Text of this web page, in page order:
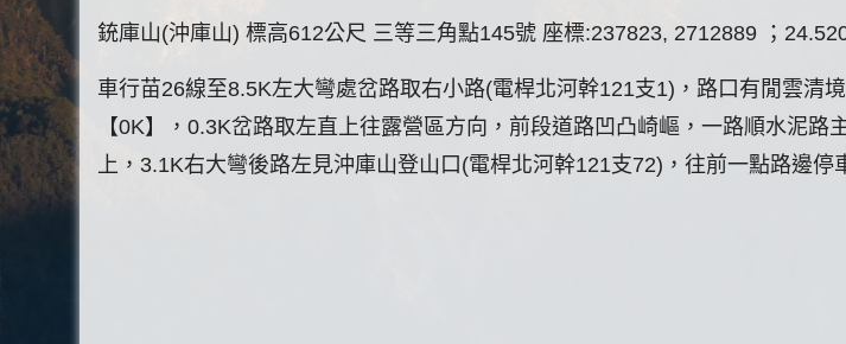
銃庫山(沖庫山) 標高612公尺 三等三角點145號 座標:237823, 2712889 ；
車行苗26線至8.5K左大彎處岔路取右小路(電桿北河幹121支1)，路口有閒雲清
【0K】，0.3K岔路取左直上往露營區方向，前段道路凹凸崎嶇，一路順水泥路
上，3.1K右大彎後路左見沖庫山登山口(電桿北河幹121支72)，往前一點路邊停